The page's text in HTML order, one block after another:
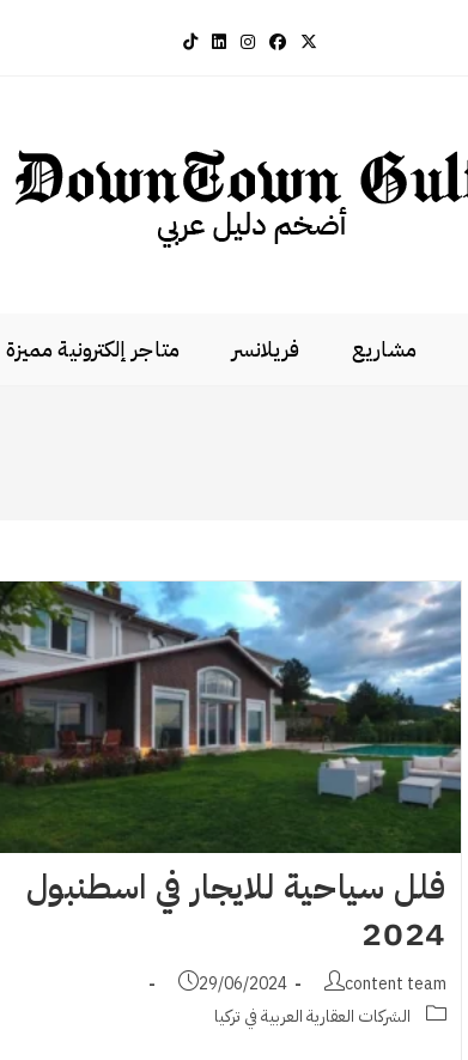
مشاريع فريلانسر متاجر إلكترونية مميزة
فلل سياحية للايجار في اسطنبول
2024
Post
author:
content team
Post
published:
29/06/2024
Post
الشركات العقارية العربية في تركيا